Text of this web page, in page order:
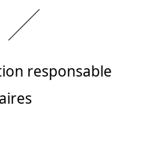
responsable